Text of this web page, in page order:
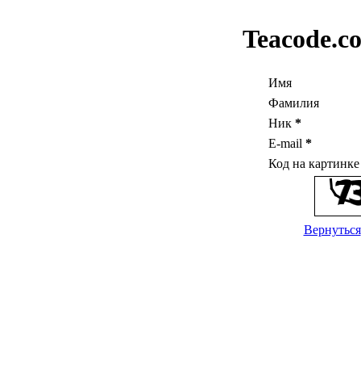
Имя
Фамилия
Ник *
E-mail *
Код на
Вернуться